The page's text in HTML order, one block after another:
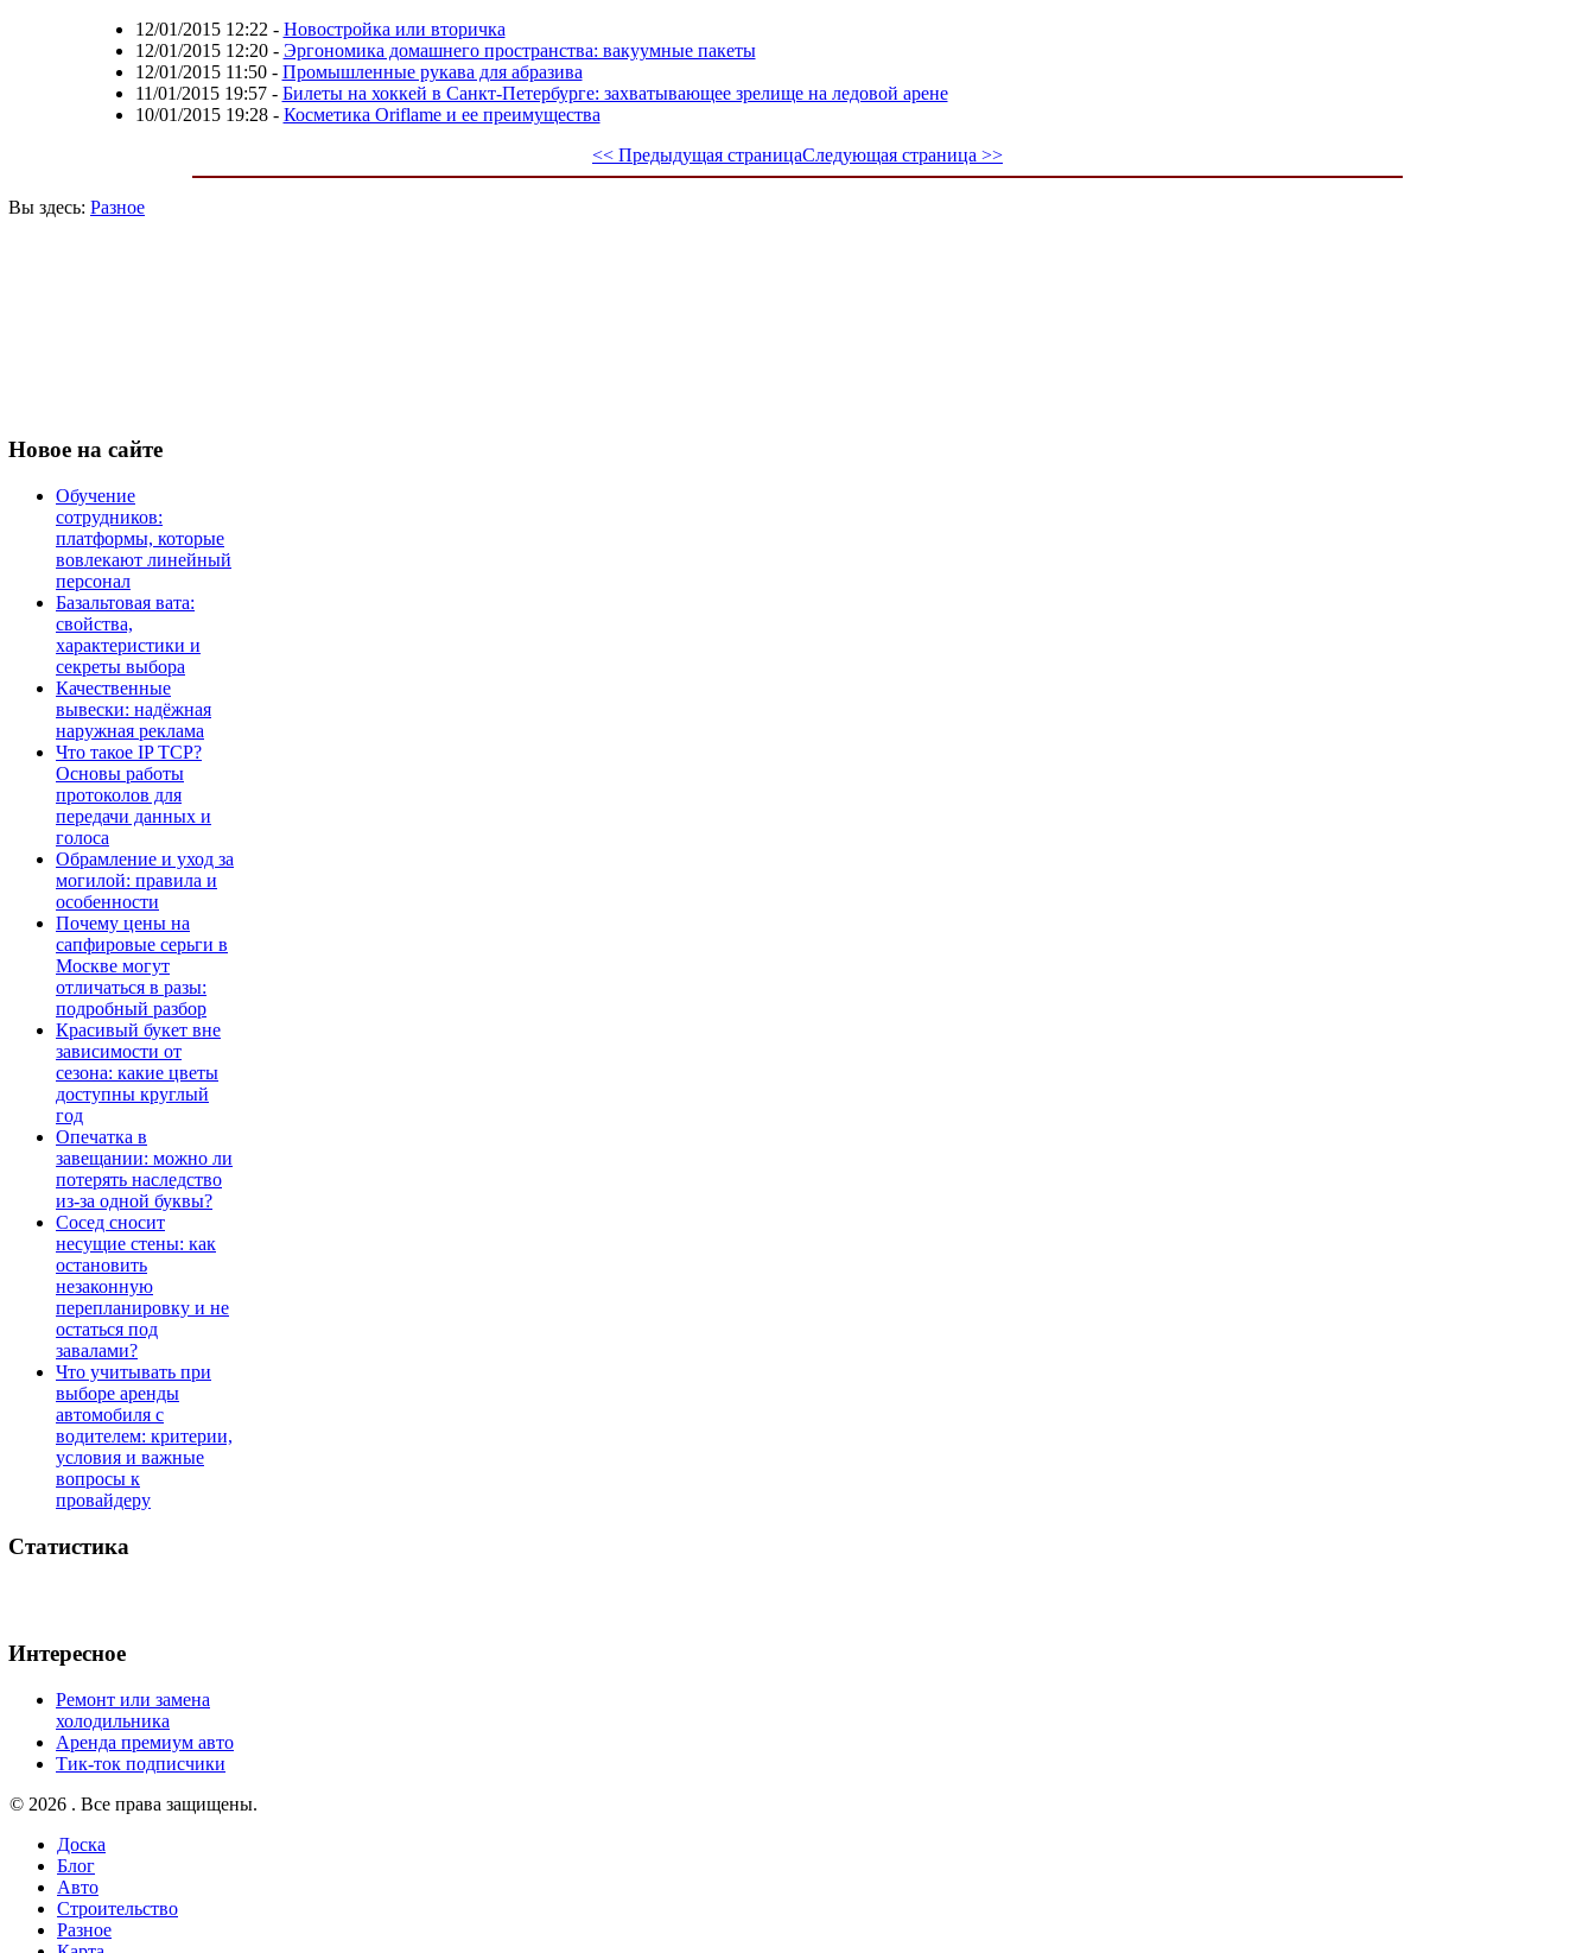
12/01/2015 12:22 - Новостройка или вторичка
12/01/2015 12:20- Эргономика домашнего пространства: вакуумные пакеты
12/01/2015 11:50- Промышленные рукава для абразива
11/01/2015 19:57- Билеты на хоккей в Санкт-Петербурге: захватывающее зрелище на ледовой арене
10/01/2015 19:28- Косметика Oriflame и ее преимущества
<< Предыдущая страницаСледующая страница >>
Вы здесь: Разное
Новое на сайте
Обучение
сотрудников:
платформы, которые
вовлекают линейный
персонал
Базальтовая вата:
свойства,
характеристики и
секреты выбора
Качественные
вывески: надёжная
наружная реклама
Что такое IP TCP?
Основы работы
протоколов для
передачи данных и
голоса
Обрамление и уход за
могилой: правила и
особенности
Почему цены на
сапфировые серьги в
Москве могут
отличаться в разы:
подробный разбор
Красивый букет вне
зависимости от
сезона: какие цветы
доступны круглый
год
Опечатка в
завещании: можно ли
потерять наследство
из-за одной буквы?
Сосед сносит
несущие стены: как
остановить
незаконную
перепланировку и не
остаться под
завалами?
Что учитывать при
выборе аренды
автомобиля с
водителем: критерии,
условия и важные
вопросы к
провайдеру
Статистика
Интересное
Ремонт или замена
холодильника
Аренда премиум авто
Тик-ток подписчики
© 2026 . Все права защищены.
Доска
Блог
Авто
Строительство
Разное